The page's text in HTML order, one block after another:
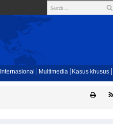
Internasional Multimedia Kasus khusus